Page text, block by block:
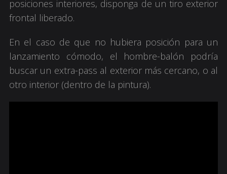
posiciones interiores, disponga de un tiro exterior
frontal liberado.
En el caso de que no hubiera posición para un
lanzamiento cómodo, el hombre-balón podría
buscar un extra-pass al exterior más cercano, o al
otro interior (dentro de la pintura).